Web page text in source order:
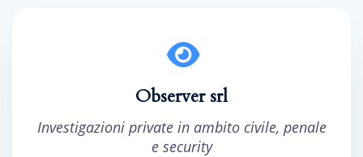
Observer srl
Investigazioni private in ambito civile, penale
e security